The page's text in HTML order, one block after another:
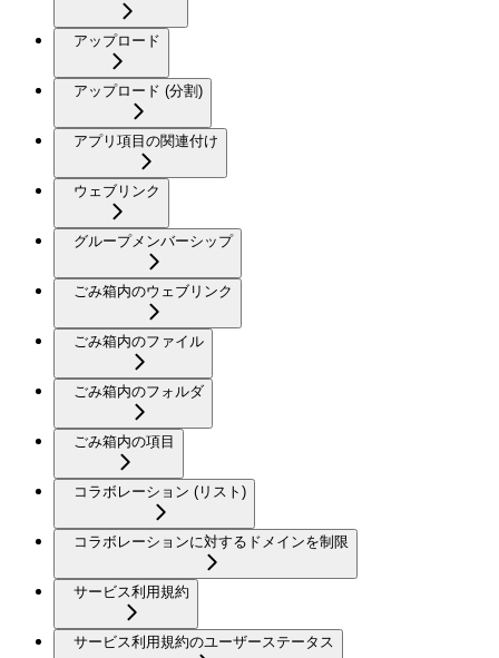
アップロード
アップロード (分割)
アプリ項目の関連付け
ウェブリンク
グループメンバーシップ
ごみ箱内のウェブリンク
ごみ箱内のファイル
ごみ箱内のフォルダ
ごみ箱内の項目
コラボレーション (リスト)
コラボレーションに対するドメインを制限
サービス利用規約
サービス利用規約のユーザーステータス